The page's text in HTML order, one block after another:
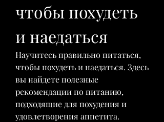
чтобы похудеть
и наедаться
Научитесь правильно питаться,
чтобы похудеть и наедаться. Здесь
вы найдете полезные
рекомендации по питанию,
подходящие для похудения и
удовлетворения аппетита.